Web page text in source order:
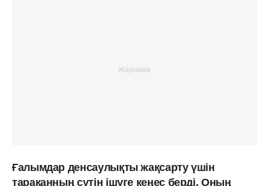
Ғалымдар денсаулықты жақсарту үшін
тарақанның сүтін ішуге кеңес берді. Оның